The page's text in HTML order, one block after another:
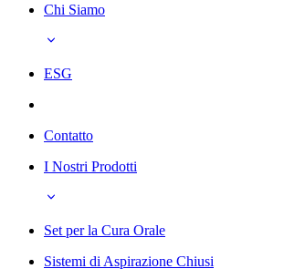
Chi Siamo
ESG
Contatto
I Nostri Prodotti
Set per la Cura Orale
Sistemi di Aspirazione Chiusi